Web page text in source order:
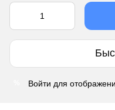
Войти для